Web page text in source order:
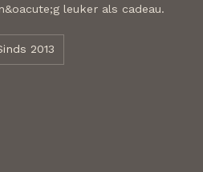
leuker als cadeau.
2013